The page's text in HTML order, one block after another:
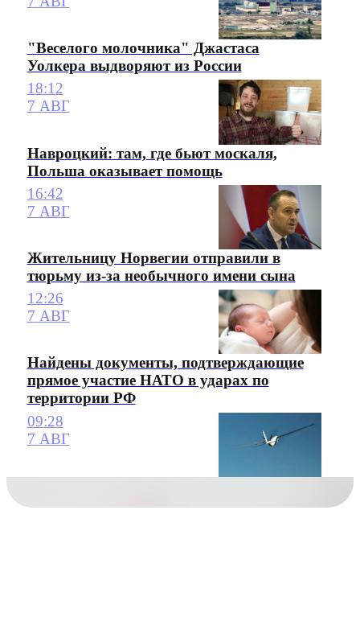
"Веселого молочника" Джастаса
Уолкера выдворяют из России
18:12
7 АВГ
Навроцкий: там, где бьют москаля,
Польша оказывает помощь
16:42
7 АВГ
Жительницу Норвегии отправили в
тюрьму из-за необычного имени сына
12:26
7 АВГ
Найдены документы, подтверждающие
прямое участие НАТО в ударах по
территории РФ
09:28
7 АВГ